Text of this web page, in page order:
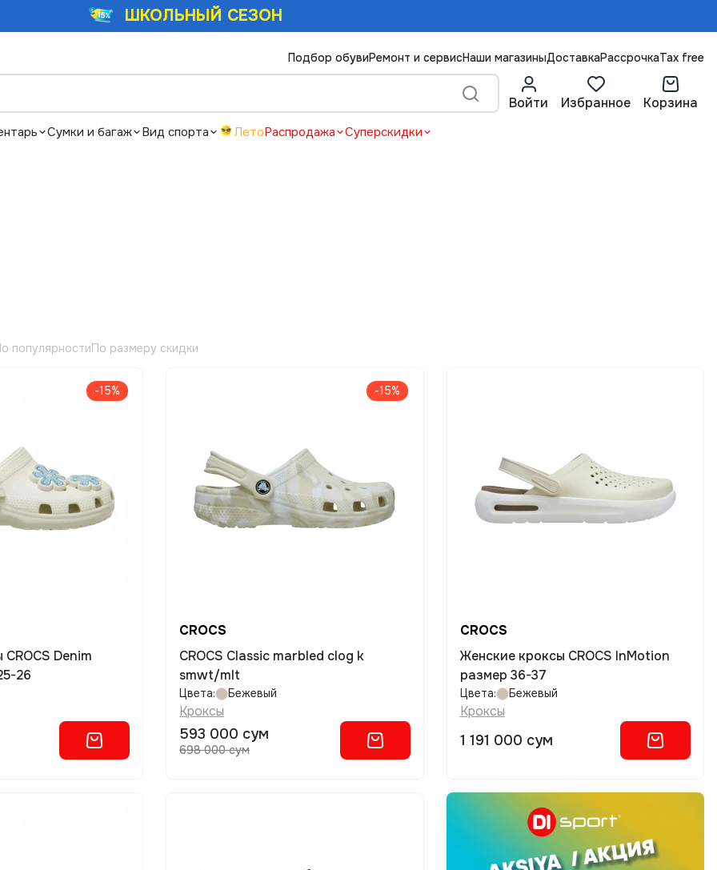
ШКОЛЬНЫЙ СЕЗОН
Подбор обувиРемонт и сервисНаши магазиныДоставкаРассрочкаTax free
Войти Избранное Корзина
Сумки и багаж Вид спорта ЛетоРаспродажа Суперскидки
популярностиПо размеру скидки
-15%
26
-15%
CROCS
CROCS Classic marbled clog k
smwt/mlt
Цвета: Бежевый
Кроксы
593 000 сум
698 000 сум
CROCS
Женские кроксы CROCS InMotion
размер 36-37
Цвета: Бежевый
Кроксы
1 191 000 сум